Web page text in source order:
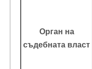
Орган на
съдебната власт